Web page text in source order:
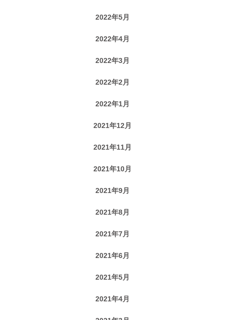
2022年5月
2022年4月
2022年3月
2022年2月
2022年1月
2021年12月
2021年11月
2021年10月
2021年9月
2021年8月
2021年7月
2021年6月
2021年5月
2021年4月